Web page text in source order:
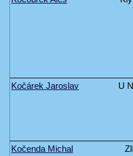
Kočárek Jaroslav U
Kočenda Michal